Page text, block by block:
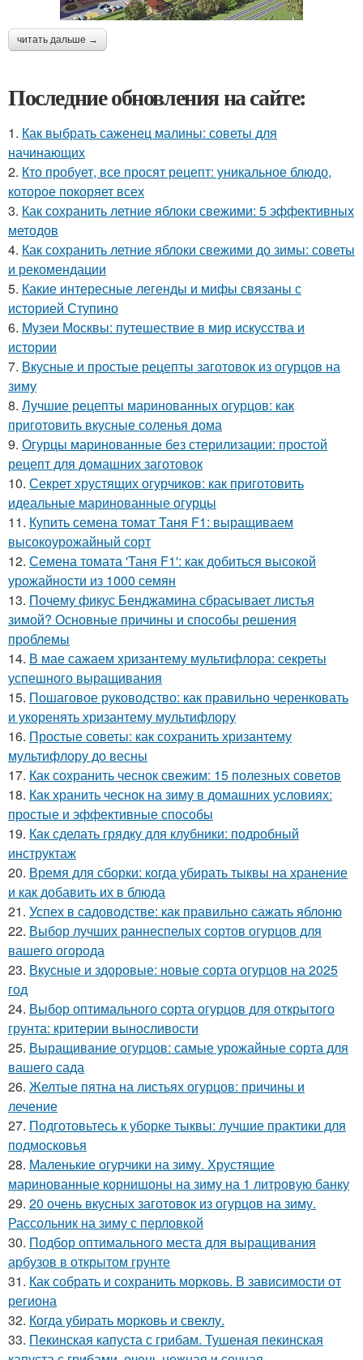
читать дальше →
Последние обновления на сайте:
1. Как выбрать саженец малины: советы для
начинающих
2. Кто пробует, все просят рецепт: уникальное блюдо,
которое покоряет всех
3. Как сохранить летние яблоки свежими: 5 эффективных
методов
4. Как сохранить летние яблоки свежими до зимы: советы
и рекомендации
5. Какие интересные легенды и мифы связаны с
историей Ступино
6. Музеи Москвы: путешествие в мир искусства и
истории
7. Вкусные и простые рецепты заготовок из огурцов на
зиму
8. Лучшие рецепты маринованных огурцов: как
приготовить вкусные соленья дома
9. Огурцы маринованные без стерилизации: простой
рецепт для домашних заготовок
10. Секрет хрустящих огурчиков: как приготовить
идеальные маринованные огурцы
11. Купить семена томат Таня F1: выращиваем
высокоурожайный сорт
12. Семена томата 'Таня F1': как добиться высокой
урожайности из 1000 семян
13. Почему фикус Бенджамина сбрасывает листья
зимой? Основные причины и способы решения
проблемы
14. В мае сажаем хризантему мультифлора: секреты
успешного выращивания
15. Пошаговое руководство: как правильно черенковать
и укоренять хризантему мультифлору
16. Простые советы: как сохранить хризантему
мультифлору до весны
17. Как сохранить чеснок свежим: 15 полезных советов
18. Как хранить чеснок на зиму в домашних условиях:
простые и эффективные способы
19. Как сделать грядку для клубники: подробный
инструктаж
20. Время для сборки: когда убирать тыквы на хранение
и как добавить их в блюда
21. Успех в садоводстве: как правильно сажать яблоню
22. Выбор лучших раннеспелых сортов огурцов для
вашего огорода
23. Вкусные и здоровые: новые сорта огурцов на 2025
год
24. Выбор оптимального сорта огурцов для открытого
грунта: критерии выносливости
25. Выращивание огурцов: самые урожайные сорта для
вашего сада
26. Желтые пятна на листьях огурцов: причины и
лечение
27. Подготовьтесь к уборке тыквы: лучшие практики для
подмосковья
28. Маленькие огурчики на зиму. Хрустящие
маринованные корнишоны на зиму на 1 литровую банку
29. 20 очень вкусных заготовок из огурцов на зиму.
Рассольник на зиму с перловкой
30. Подбор оптимального места для выращивания
арбузов в открытом грунте
31. Как собрать и сохранить морковь. В зависимости от
региона
32. Когда убирать морковь и свеклу.
33. Пекинская капуста с грибам. Тушеная пекинская